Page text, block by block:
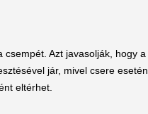
Azt javasolják, hogy a
jár, mivel csere esetén
eltérhet.